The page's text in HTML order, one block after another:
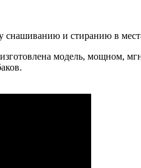
снашиванию и стиранию в
модель, мощном,